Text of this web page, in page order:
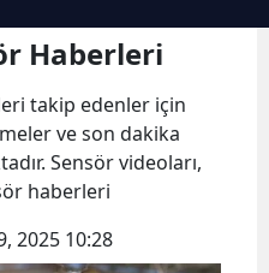
Amasya
Ankara
Antalya
Aydın
Haberleri
takip edenler için
ve son dakika
Sensör videoları,
haberleri
2025 10:28